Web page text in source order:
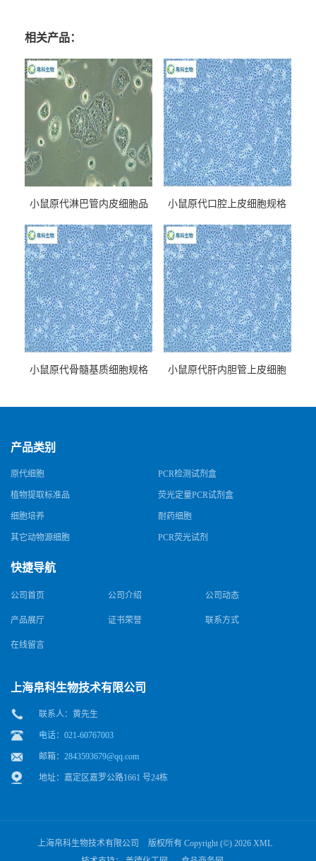
相关产品：
小鼠原代淋巴管内皮细胞品
小鼠原代口腔上皮细胞规格
小鼠原代骨髓基质细胞规格
小鼠原代肝内胆管上皮细胞
产品类别
原代细胞 PCR检测试剂盒
植物提取标准品 荧光定量PCR试剂盒
细胞培养 耐药细胞
其它动物源细胞 PCR荧光试剂
快捷导航
公司首页 公司介绍 公司动态
产品展厅 证书荣誉 联系方式
在线留言
上海帛科生物技术有限公司
联系人：黄先生
电话：021-60767003
邮箱： 2843593679@qq.com
地址：嘉定区嘉罗公路1661 号24栋
上海帛科生物技术有限公司 版权所有 Copyright (©) 2026 XML